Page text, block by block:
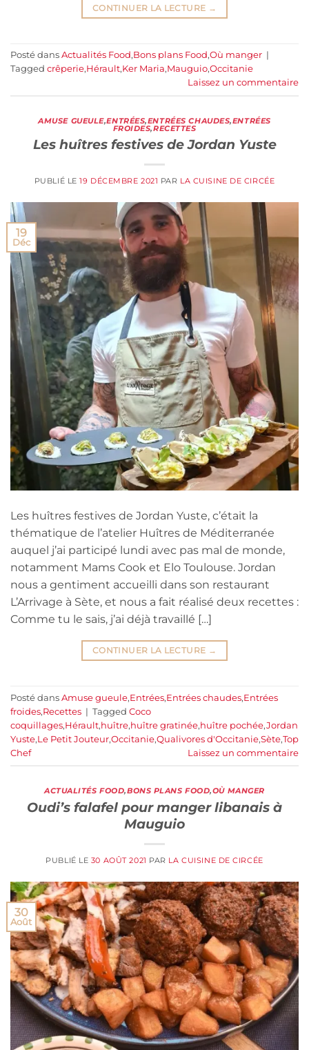
CONTINUER LA LECTURE →
Posté dans Actualités Food,Bons plans Food,Où manger |
Tagged crêperie,Hérault,Ker Maria,Mauguio,Occitanie
Laissez un commentaire
AMUSE GUEULE,ENTRÉES,ENTRÉES CHAUDES,ENTRÉES
FROIDES,RECETTES
Les huîtres festives de Jordan Yuste
PUBLIÉ LE19 DÉCEMBRE 2021 PAR LA CUISINE DE CIRCÉE
19
Déc
Les huîtres festives de Jordan Yuste, c’était la
thématique de l’atelier Huîtres de Méditerranée
auquel j’ai participé lundi avec pas mal de monde,
notamment Mams Cook et Elo Toulouse. Jordan
nous a gentiment accueilli dans son restaurant
L’Arrivage à Sète, et nous a fait réalisé deux recettes :
Comme tu le sais, j’ai déjà travaillé […]
CONTINUER LA LECTURE →
Posté dans Amuse gueule,Entrées,Entrées chaudes,Entrées
froides,Recettes | Tagged Coco
coquillages,Hérault,huître,huître gratinée,huître pochée,Jordan
Yuste,Le Petit Jouteur,Occitanie,Qualivores d'Occitanie,Sète,Top
Chef
Laissez un commentaire
ACTUALITÉS FOOD,BONS PLANS FOOD,OÙ MANGER
Oudi’s falafel pour manger libanais à
Mauguio
PUBLIÉ LE 30 AOÛT 2021 PAR LA CUISINE DE CIRCÉE
30
Août